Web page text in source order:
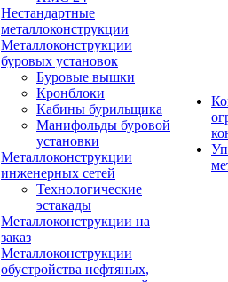
Нестандартные
металлоконструкции
Металлоконструкции
буровых установок
Буровые вышки
Кронблоки
Кабины бурильщика
Манифольды буровой
установки
Металлоконструкции
инженерных сетей
Технологические
эстакады
Металлоконструкции на
заказ
Металлоконструкции
обустройства нефтяных,